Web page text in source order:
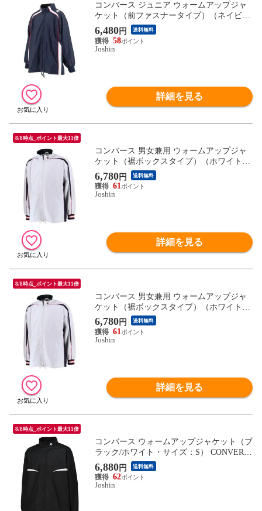
コンバース ジュニア ウォームアップジャ
ケット（前ファスナータイプ）（ネイビー
×ホワイト・サイズ：150cm） CONVERSE
CB482503S-2911-150 【返品種別A】
6,480円 送料無料
58
Joshin
詳細を見る
8/8時点_ポイント最大11倍
コンバース 男女兼用 ウォームアップジャ
ケット（裾ボックスタイプ）（ホワイト×
ネイビー・サイズ：O） CONVERSE CON-
CB182501S-1129-O 【返品種別A】
6,780円 送料無料
61
Joshin
詳細を見る
8/8時点_ポイント最大11倍
コンバース 男女兼用 ウォームアップジャ
ケット（裾ボックスタイプ）（ホワイト×
ネイビー・サイズ：S） CONVERSE CON-
CB182501S-1129-S 【返品種別A】
6,780円 送料無料
61
Joshin
詳細を見る
8/8時点_ポイント最大11倍
コンバース ウォームアップジャケット（ブ
ラック/ホワイト・サイズ：S） CONVERS
E CON-CB132551S-1911-S 【返品種別A】
6,880円 送料無料
62
Joshin